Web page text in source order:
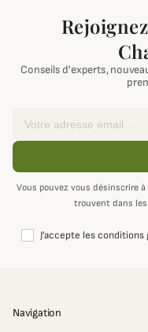
Conseils d'experts,
Vous pouvez vous désinscrire
trouvent dans
J'accepte les
Navigation